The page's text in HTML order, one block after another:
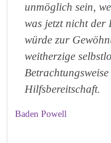
unmöglich sein,
was jetzt nicht der
würde zur
weitherzige
Hilfsbereitschaft.
Baden Powell